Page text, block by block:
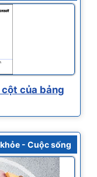
của bảng
- Cuộc sống